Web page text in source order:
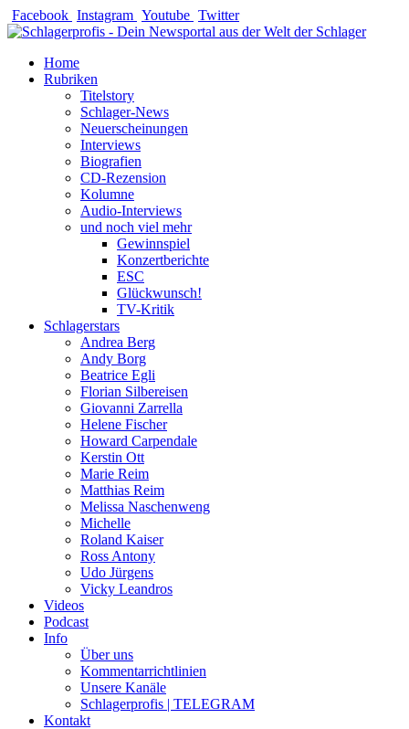
Zum
Inhalt
Facebook Instagram Youtube Twitter
Home
Rubriken
Titelstory
Schlager-News
Neuerscheinungen
Interviews
Biografien
CD-Rezension
Kolumne
Audio-Interviews
und noch viel mehr
Gewinnspiel
Konzertberichte
ESC
Glückwunsch!
TV-Kritik
Schlagerstars
Andrea Berg
Andy Borg
Beatrice Egli
Florian Silbereisen
Giovanni Zarrella
Helene Fischer
Howard Carpendale
Kerstin Ott
Marie Reim
Matthias Reim
Melissa Naschenweng
Michelle
Roland Kaiser
Ross Antony
Udo Jürgens
Vicky Leandros
Videos
Podcast
Info
Über uns
Kommentarrichtlinien
Unsere Kanäle
Schlagerprofis | TELEGRAM
Kontakt